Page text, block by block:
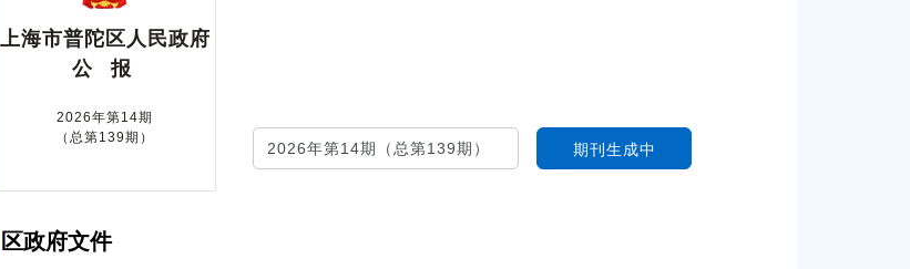
上海市普陀区人民政府
公 报
2026年第14期
（总第139期）
期刊生成中
区政府文件